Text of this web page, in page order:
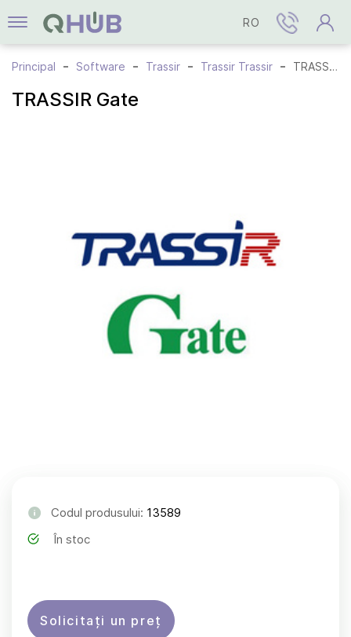
RO
Principal Software Trassir Trassir Trassir TRASSIR Gate
TRASSIR Gate
Codul produsului: 13589
În stoc
Solicitați un preț